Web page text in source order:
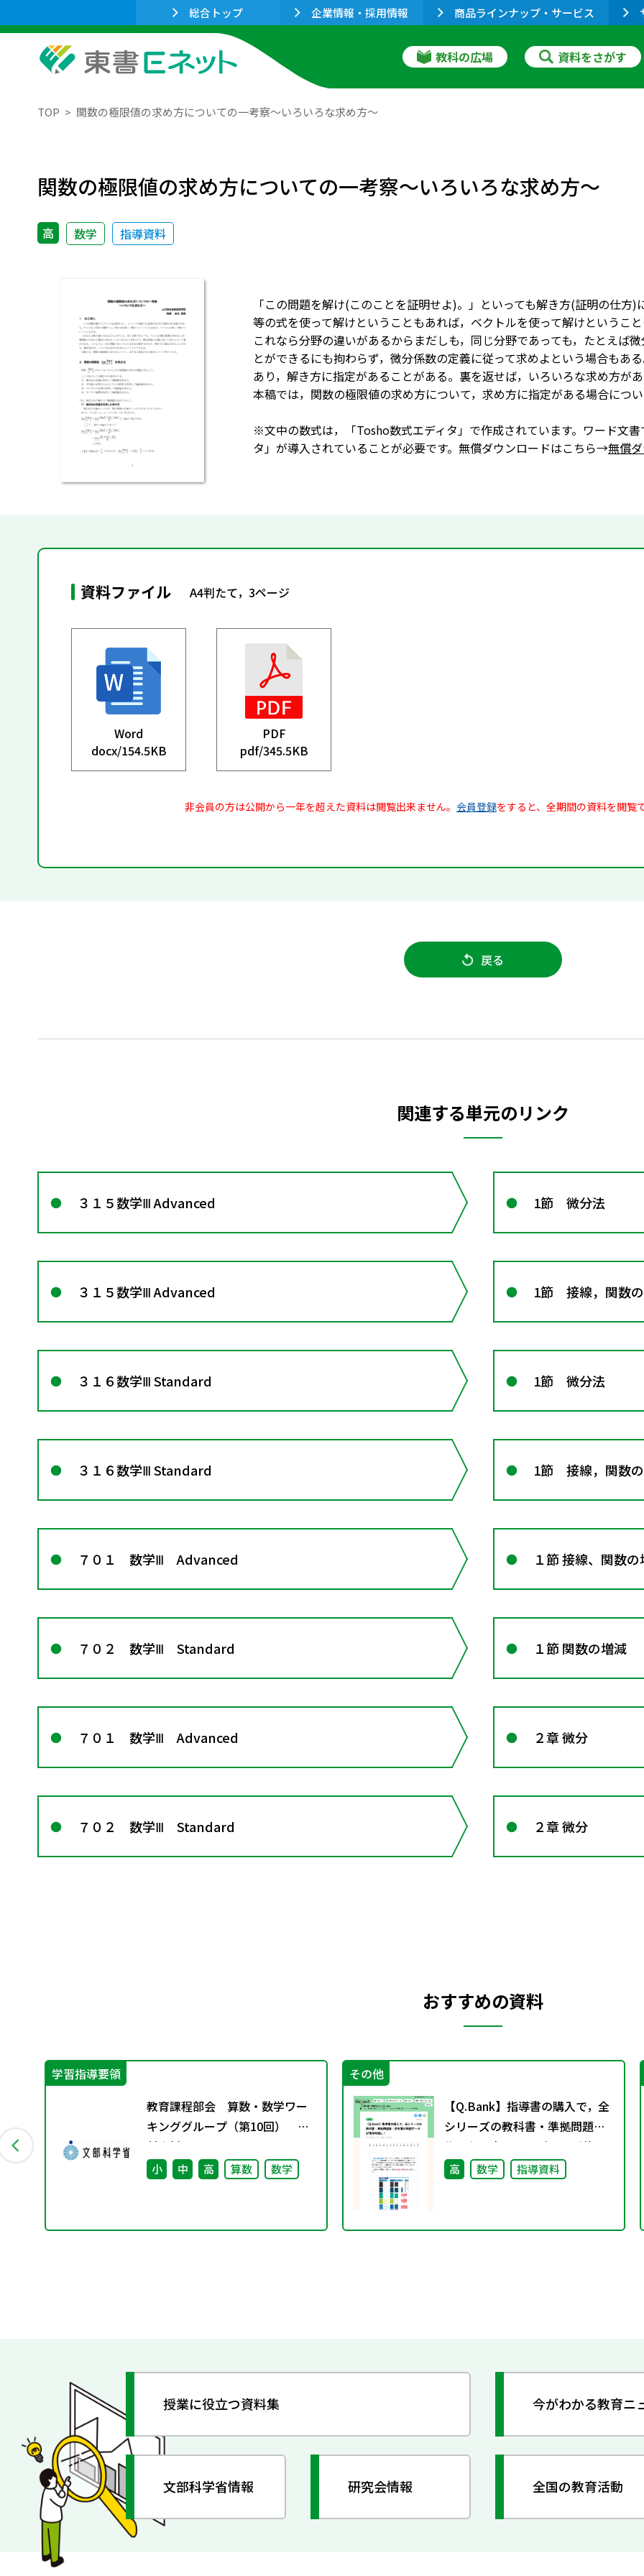
総合トップ 企業情報・採用情報 商品ラインナップ・サービス
教科の広場 資料をさがす
TOP 関数の極限値の求め方についての一考察～いろいろな求め方～
関数の極限値の求め方についての一考察～いろいろな求め方～
高 数学 指導資料
「この問題を解け(このことを証明せよ)。」といっても解き方(証明の仕
等の式を使って解けということもあれば，ベクトルを使って解けということ
これなら分野の違いがあるからまだしも，同じ分野であっても，たとえば
とができるにも拘わらず，微分係数の定義に従って求めよという場合もあ
あり，解き方に指定があることがある。裏を返せば，いろいろな求め方が
本稿では，関数の極限値の求め方について，求め方に指定がある場合につい
※文中の数式は，「Tosho数式エディタ」で作成されています。ワード文
タ」が導入されていることが必要です。無償ダウンロードはこちら→無償
資料ファイル A4判たて，3ページ
Word
docx/154.5KB
PDF
pdf/345.5KB
非会員の方は公開から一年を超えた資料は閲覧出来ません。 会員登録をすると、全期間の資料を閲覧
戻る
関連する単元のリンク
３１５数学Ⅲ Advanced 1節 微分法
３１５数学Ⅲ Advanced 1節 接線，関数
３１６数学Ⅲ Standard 1節 微分法
３１６数学Ⅲ Standard 1節 接線，関数
７０１ 数学Ⅲ Advanced １節 接線、関数
７０２ 数学Ⅲ Standard １節 関数の増減
７０１ 数学Ⅲ Advanced ２章 微分
７０２ 数学Ⅲ Standard ２章 微分
おすすめの資料
学習指導要領
教育課程部会 算数・数学ワー
キンググループ（第10回） 配
付資料
小 中 高 算数 数学
その他
【Q.Bank】指導書の購入で，全
シリーズの教科書・準拠問題
集・参考書の問題データが使用
可能に！
高 数学 指導資料
授業に役立つ資料集 今がわかる教育ニ
文部科学省情報 研究会情報 全国の教育活動